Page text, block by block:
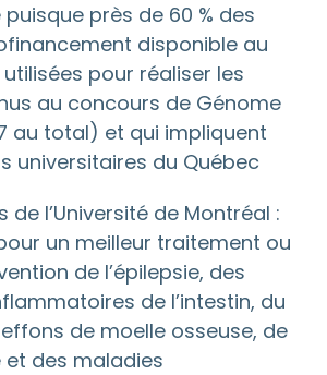
près de 60 % des
disponible au
pour réaliser les
au concours de Génome
au total) et qui impliquent
universitaires du Québec
de l’Université de Montréal :
un meilleur traitement ou
de l’épilepsie, des
de l’intestin, du
de moelle osseuse, de
et des maladies